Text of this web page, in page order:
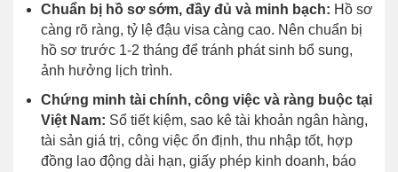
Chuẩn bị hồ sơ sớm, đầy đủ và minh bạch: Hồ sơ
càng rõ ràng, tỷ lệ đậu visa càng cao. Nên chuẩn bị
hồ sơ trước 1-2 tháng để tránh phát sinh bổ sung,
ảnh hưởng lịch trình.
Chứng minh tài chính, công việc và ràng buộc tại
Việt Nam: Sổ tiết kiệm, sao kê tài khoản ngân hàng,
tài sản giá trị, công việc ổn định, thu nhập tốt, hợp
đồng lao động dài hạn, giấy phép kinh doanh, báo